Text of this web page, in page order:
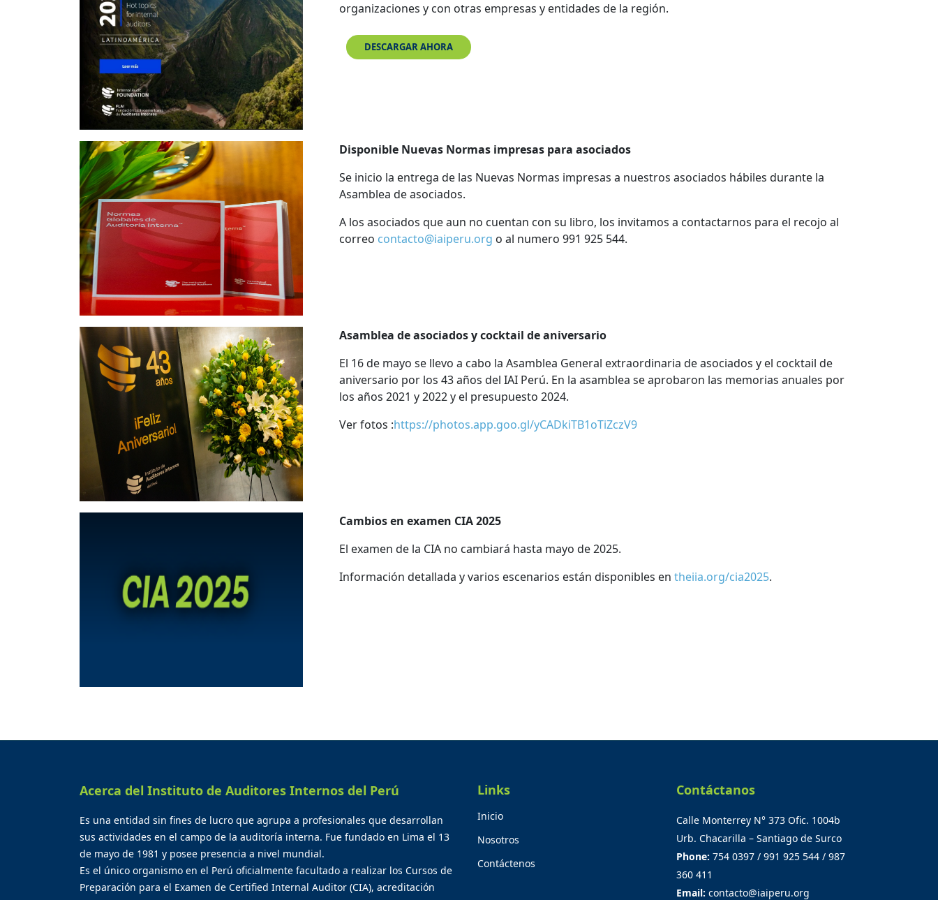
organizaciones y con otras empresas y entidades de la región.
DESCARGAR AHORA
Disponible Nuevas Normas impresas para asociados
Se inicio la entrega de las Nuevas Normas impresas a nuestros asociados hábiles durante la
Asamblea de asociados.
A los asociados que aun no cuentan con su libro, los invitamos a contactarnos para el recojo al
correo contacto@iaiperu.org o al numero 991 925 544.
Asamblea de asociados y cocktail de aniversario
El 16 de mayo se llevo a cabo la Asamblea General extraordinaria de asociados y el cocktail de
aniversario por los 43 años del IAI Perú. En la asamblea se aprobaron las memorias anuales por
los años 2021 y 2022 y el presupuesto 2024.
Ver fotos :https://photos.app.goo.gl/yCADkiTB1oTiZczV9
Cambios en examen CIA 2025
El examen de la CIA no cambiará hasta mayo de 2025.
Información detallada y varios escenarios están disponibles en theiia.org/cia2025.
Acerca del Instituto de Auditores Internos del Perú
Es una entidad sin fines de lucro que agrupa a profesionales que desarrollan
sus actividades en el campo de la auditoría interna. Fue fundado en Lima el 13
de mayo de 1981 y posee presencia a nivel mundial.
Es el único organismo en el Perú oficialmente facultado a realizar los Cursos de
Preparación para el Examen de Certified Internal Auditor (CIA), acreditación
Links
Inicio
Nosotros
Contáctenos
Contáctanos
Calle Monterrey N° 373 Ofic. 1004b
Urb. Chacarilla – Santiago de Surco
Phone: 754 0397 / 991 925 544 / 987
360 411
Email: contacto@iaiperu.org